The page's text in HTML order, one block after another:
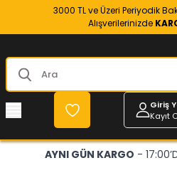
3000 TL ve Üzeri Periyodik
Alışverilerinizde
Giriş
Kayıt
AYNI GÜN KARGO -